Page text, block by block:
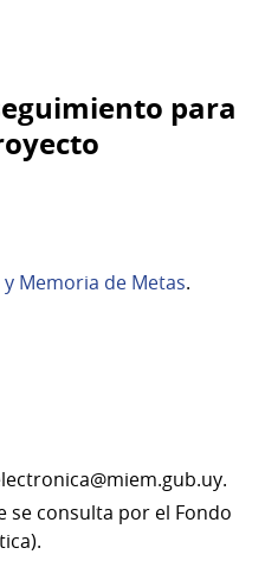
para
Memoria de Metas.
se consulta por el Fondo